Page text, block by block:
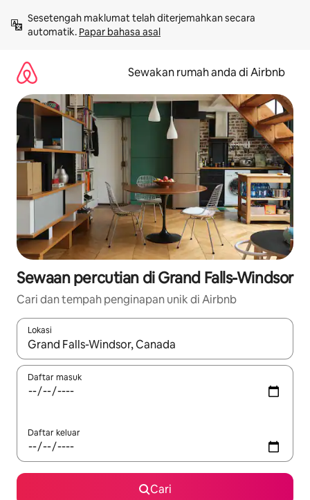
kandungan
Sesetengah maklumat telah diterjemahkan secara
automatik. Papar bahasa asal
Sewakan rumah anda di Airbnb
Sewaan percutian di Grand Falls-Windsor
Cari dan tempah penginapan unik di Airbnb
Lokasi
Apabila hasil tersedia, navigasi dengan kekunci anak panah
Daftar masuk
Daftar keluar
Cari